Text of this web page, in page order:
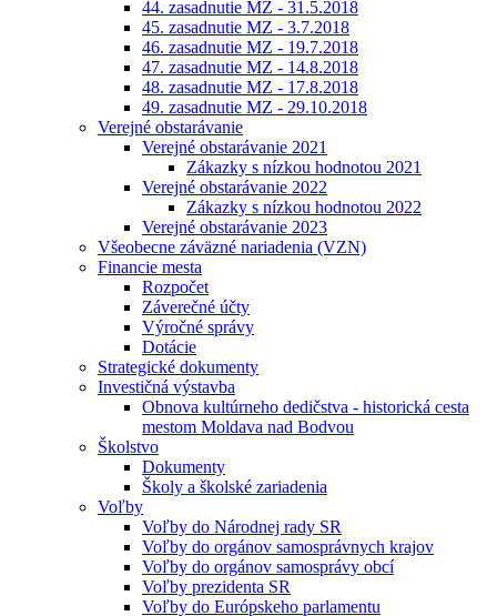
44. zasadnutie MZ - 31.5.2018
45. zasadnutie MZ - 3.7.2018
46. zasadnutie MZ - 19.7.2018
47. zasadnutie MZ - 14.8.2018
48. zasadnutie MZ - 17.8.2018
49. zasadnutie MZ - 29.10.2018
Verejné obstarávanie
Verejné obstarávanie 2021
Zákazky s nízkou hodnotou 2021
Verejné obstarávanie 2022
Zákazky s nízkou hodnotou 2022
Verejné obstarávanie 2023
Všeobecne záväzné nariadenia (VZN)
Financie mesta
Rozpočet
Záverečné účty
Výročné správy
Dotácie
Strategické dokumenty
Investičná výstavba
Obnova kultúrneho dedičstva - historická cesta
mestom Moldava nad Bodvou
Školstvo
Dokumenty
Školy a školské zariadenia
Voľby
Voľby do Národnej rady SR
Voľby do orgánov samosprávnych krajov
Voľby do orgánov samosprávy obcí
Voľby prezidenta SR
Voľby do Európskeho parlamentu